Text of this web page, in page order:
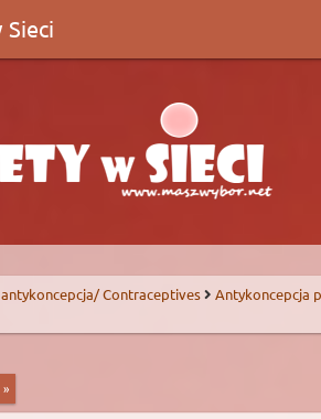
Contraceptives
Antykoncepcja